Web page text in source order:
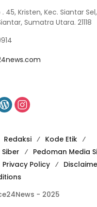
. 45, Kristen, Kec. Siantar
Sumatra Utara. 21118
Redaksi
Kode Etik
Pedoman Media
Privacy Policy
- 2025